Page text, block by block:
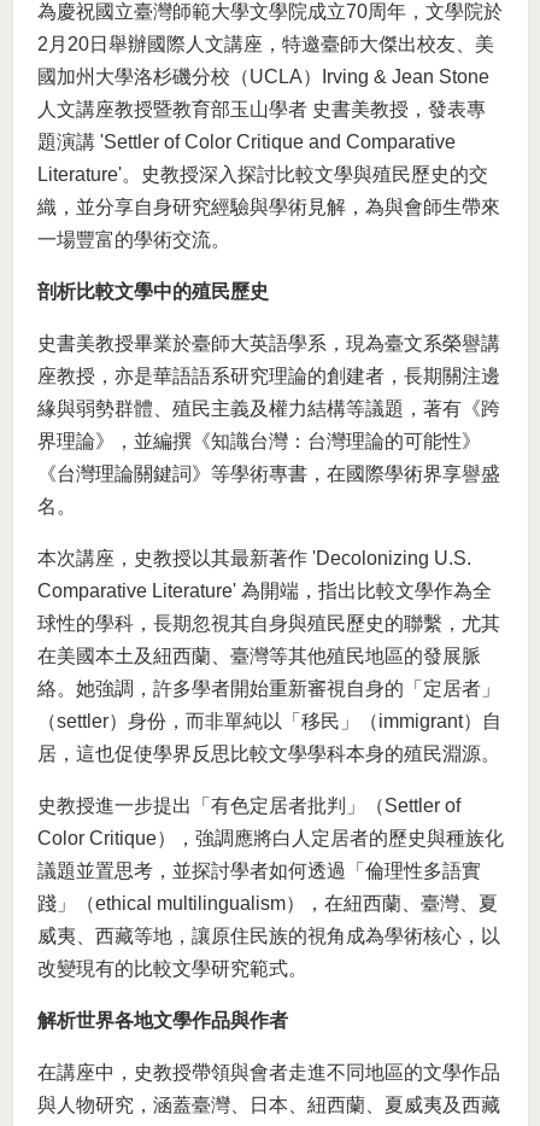
為慶祝國立臺灣師範大學文學院成立70周年，文學院於
2月20日舉辦國際人文講座，特邀臺師大傑出校友、美
國加州大學洛杉磯分校（UCLA）Irving & Jean Stone
人文講座教授暨教育部玉山學者 史書美教授，發表專
題演講 'Settler of Color Critique and Comparative
Literature'。史教授深入探討比較文學與殖民歷史的交
織，並分享自身研究經驗與學術見解，為與會師生帶來
一場豐富的學術交流。
剖析比較文學中的殖民歷史
史書美教授畢業於臺師大英語學系，現為臺文系榮譽講
座教授，亦是華語語系研究理論的創建者，長期關注邊
緣與弱勢群體、殖民主義及權力結構等議題，著有《跨
界理論》，並編撰《知識台灣：台灣理論的可能性》
《台灣理論關鍵詞》等學術專書，在國際學術界享譽盛
名。
本次講座，史教授以其最新著作 'Decolonizing U.S.
Comparative Literature' 為開端，指出比較文學作為全
球性的學科，長期忽視其自身與殖民歷史的聯繫，尤其
在美國本土及紐西蘭、臺灣等其他殖民地區的發展脈
絡。她強調，許多學者開始重新審視自身的「定居者」
（settler）身份，而非單純以「移民」（immigrant）自
居，這也促使學界反思比較文學學科本身的殖民淵源。
史教授進一步提出「有色定居者批判」（Settler of
Color Critique），強調應將白人定居者的歷史與種族化
議題並置思考，並探討學者如何透過「倫理性多語實
踐」（ethical multilingualism），在紐西蘭、臺灣、夏
威夷、西藏等地，讓原住民族的視角成為學術核心，以
改變現有的比較文學研究範式。
解析世界各地文學作品與作者
在講座中，史教授帶領與會者走進不同地區的文學作品
與人物研究，涵蓋臺灣、日本、紐西蘭、夏威夷及西藏